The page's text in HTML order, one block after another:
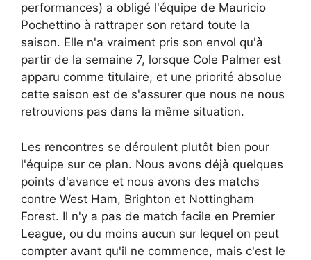
performances) a obligé l'équipe de Mauricio
Pochettino à rattraper son retard toute la
saison. Elle n'a vraiment pris son envol qu'à
partir de la semaine 7, lorsque Cole Palmer est
apparu comme titulaire, et une priorité absolue
cette saison est de s'assurer que nous ne nous
retrouvions pas dans la même situation.
Les rencontres se déroulent plutôt bien pour
l'équipe sur ce plan. Nous avons déjà quelques
points d'avance et nous avons des matchs
contre West Ham, Brighton et Nottingham
Forest. Il n'y a pas de match facile en Premier
League, ou du moins aucun sur lequel on peut
compter avant qu'il ne commence, mais c'est le